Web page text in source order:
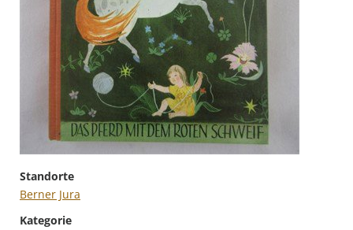
Standorte
Berner Jura
Kategorie